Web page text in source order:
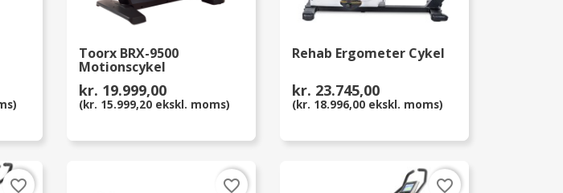
Toorx BRX-9500
Motionscykel
kr. 19.999,00
(kr. 15.999,20 ekskl. moms)
Rehab Ergometer Cykel
kr. 23.745,00
(kr. 18.996,00 ekskl. moms)
favorite_border favorite_border favorite_border